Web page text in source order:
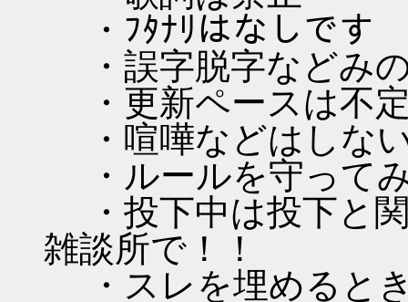
・ﾌﾀﾅﾘはなしです
・誤字脱字などみ
・更新ペースは不
・喧嘩などはしな
・ルールを守って
・投下中は投下と
雑談所で！！
・スレを埋めると